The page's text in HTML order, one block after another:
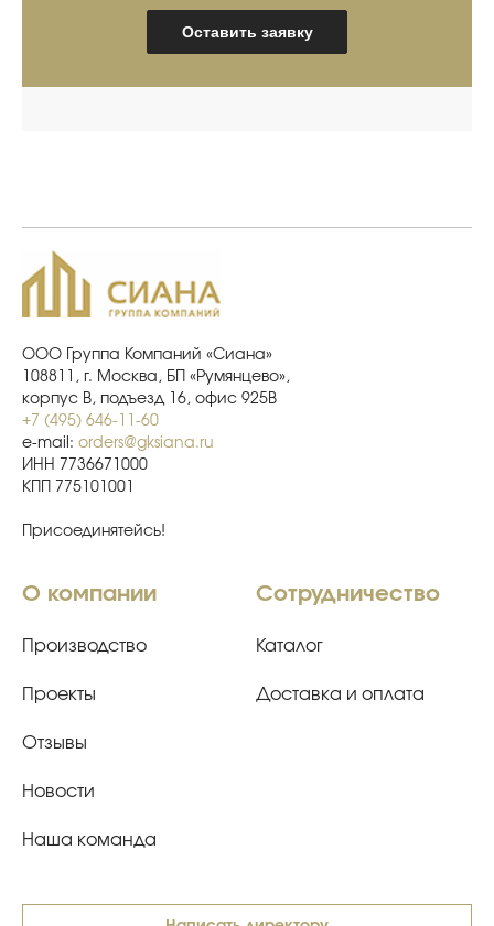
Оставить заявку
ООО Группа Компаний «Сиана»
108811, г. Москва, БП «Румянцево»,
корпус В, подъезд 16, офис 925В
+7 (495) 646-11-60
e-mail: orders@gksiana.ru
ИНН 7736671000
КПП 775101001
Присоединятейсь!
О компании
Производство
Проекты
Отзывы
Новости
Наша команда
Сотрудничество
Каталог
Доставка и оплата